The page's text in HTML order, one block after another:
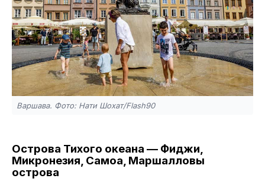
Варшава. Фото: Нати Шохат/Flash90
Острова Тихого океана — Фиджи,
Микронезия, Самоа, Маршалловы
острова